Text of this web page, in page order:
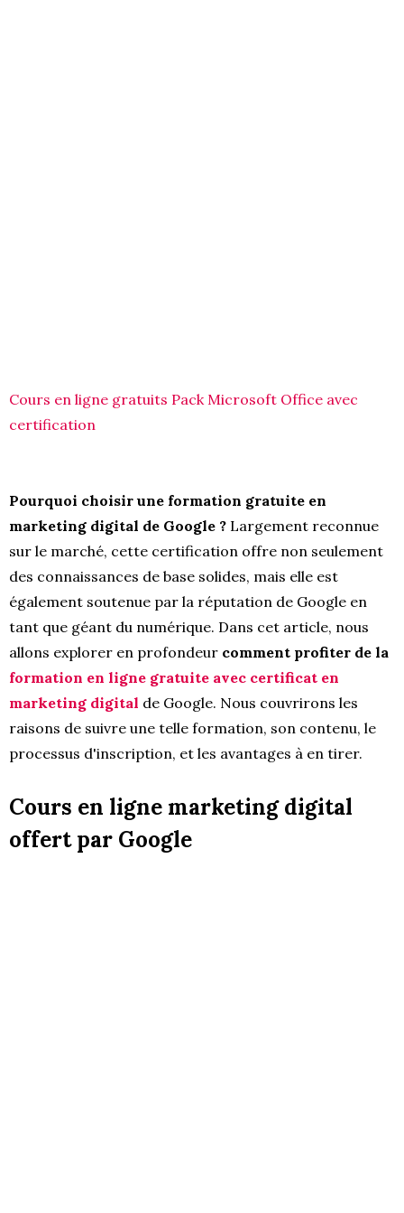
Cours en ligne gratuits Pack Microsoft Office avec
certification
Pourquoi choisir une formation gratuite en
marketing digital de Google ? Largement reconnue
sur le marché, cette certification offre non seulement
des connaissances de base solides, mais elle est
également soutenue par la réputation de Google en
tant que géant du numérique. Dans cet article, nous
allons explorer en profondeur comment profiter de la
formation en ligne gratuite avec certificat en
marketing digital de Google. Nous couvrirons les
raisons de suivre une telle formation, son contenu, le
processus d'inscription, et les avantages à en tirer.
Cours en ligne marketing digital
offert par Google